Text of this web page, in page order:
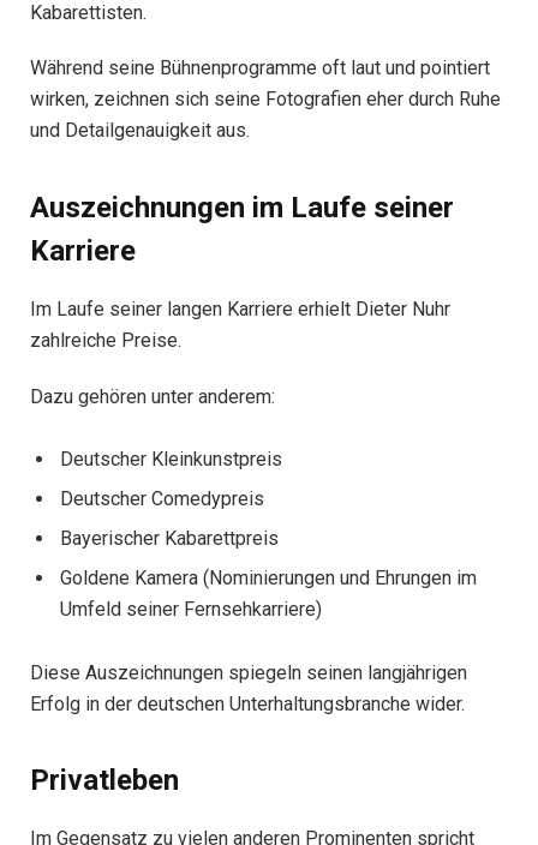
Kabarettisten.
Während seine Bühnenprogramme oft laut und pointiert
wirken, zeichnen sich seine Fotografien eher durch Ruhe
und Detailgenauigkeit aus.
Auszeichnungen im Laufe seiner
Karriere
Im Laufe seiner langen Karriere erhielt Dieter Nuhr
zahlreiche Preise.
Dazu gehören unter anderem:
Deutscher Kleinkunstpreis
Deutscher Comedypreis
Bayerischer Kabarettpreis
Goldene Kamera (Nominierungen und Ehrungen im
Umfeld seiner Fernsehkarriere)
Diese Auszeichnungen spiegeln seinen langjährigen
Erfolg in der deutschen Unterhaltungsbranche wider.
Privatleben
Im Gegensatz zu vielen anderen Prominenten spricht